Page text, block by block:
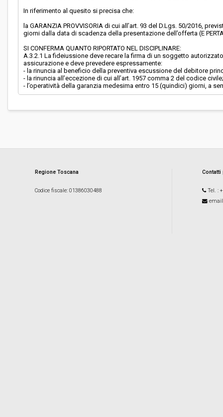
In riferimento al quesito si precisa che:
la GARANZIA PROVVISORIA di cui all’art. 93 del D.Lgs. 50/2016,
giorni dalla data di scadenza della presentazione dell’offerta (E
SI CONFERMA QUANTO RIPORTATO NEL DISCIPLINARE:
A.3.2.1 La fideiussione deve recare la firma di un soggetto
assicurazione e deve prevedere espressamente:
- la rinuncia al beneficio della preventiva escussione del debitore
- la rinuncia all’eccezione di cui all’art. 1957 comma 2 del codice
- l’operatività della garanzia medesima entro 15 (quindici) giorni, a
Regione Toscana
Codice fiscale: 01386030488 Tel. :
email